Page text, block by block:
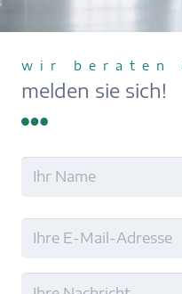
wir beraten
melden sie sich!
Name
E-
Ohne